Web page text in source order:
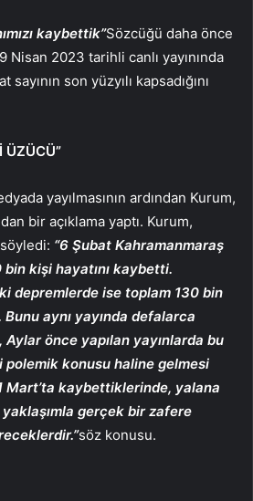
kaybettik”Sözcüğü daha önce
Nisan 2023 tarihli canlı yayınında
son yüzyılı kapsadığını
ÜZÜCÜ”
yayılmasının ardından Kurum,
bir açıklama yaptı. Kurum,
söyledi: “6 Şubat Kahramanmaraş
kişi hayatını kaybetti.
depremlerde ise toplam 130 bin
aynı yayında defalarca
önce yapılan yayınlarda bu
polemik konusu haline gelmesi
Mart’ta kaybettiklerinde, yalana
gerçek bir zafere
söz konusu.